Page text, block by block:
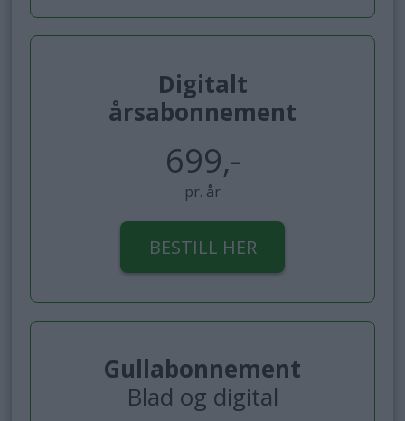
Digitalt
årsabonnement
699,-
pr. år
BESTILL HER
Gullabonnement
Blad og digital